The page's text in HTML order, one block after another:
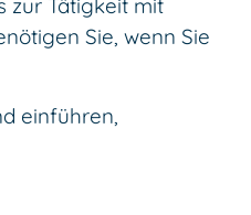
zur Tätigkeit mit
Sie, wenn Sie
einführen,